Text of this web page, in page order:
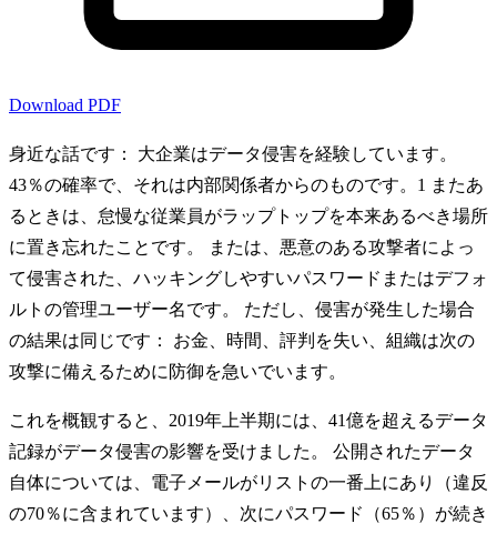
Download PDF
身近な話です： 大企業はデータ侵害を経験しています。
43％の確率で、それは内部関係者からのものです。1 またあ
るときは、怠慢な従業員がラップトップを本来あるべき場所
に置き忘れたことです。 または、悪意のある攻撃者によっ
て侵害された、ハッキングしやすいパスワードまたはデフォ
ルトの管理ユーザー名です。 ただし、侵害が発生した場合
の結果は同じです： お金、時間、評判を失い、組織は次の
攻撃に備えるために防御を急いでいます。
これを概観すると、2019年上半期には、41億を超えるデータ
記録がデータ侵害の影響を受けました。 公開されたデータ
自体については、電子メールがリストの一番上にあり（違反
の70％に含まれています）、次にパスワード（65％）が続き